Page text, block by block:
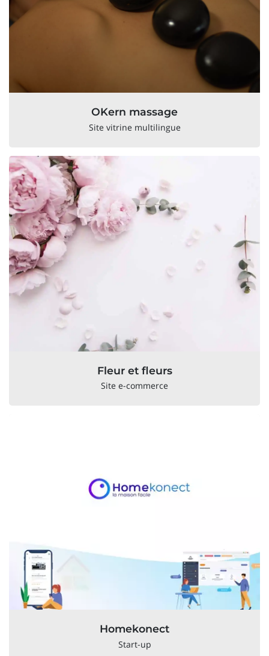
OKern massage
Site vitrine multilingue
Fleur et fleurs
Site e-commerce
Homekonect
Start-up